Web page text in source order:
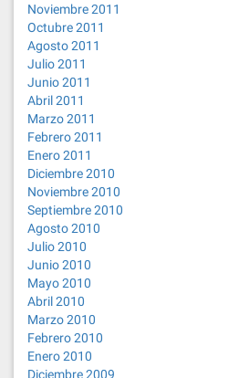
Noviembre 2011
Octubre 2011
Agosto 2011
Julio 2011
Junio 2011
Abril 2011
Marzo 2011
Febrero 2011
Enero 2011
Diciembre 2010
Noviembre 2010
Septiembre 2010
Agosto 2010
Julio 2010
Junio 2010
Mayo 2010
Abril 2010
Marzo 2010
Febrero 2010
Enero 2010
Diciembre 2009